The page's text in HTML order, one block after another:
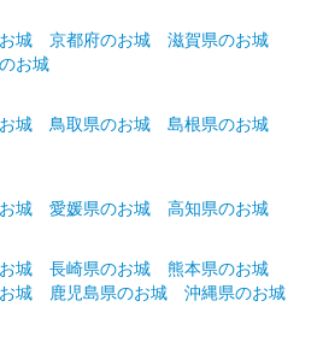
送り虎 プラチナ版
箔押し製作されたプラチナ御城印。
兜デザイン「二刀流」
ションで有名になった兜と小倉にゆ
家紋である「九曜巴紋」がデザイン
城 京都府のお城
滋賀県のお城
お城
城 鳥取県のお城
島根県のお城
城 愛媛県のお城
高知県のお城
城 長崎県のお城
熊本県のお城
城 鹿児島県のお城 沖縄県のお城